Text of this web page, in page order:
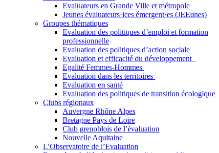
Evaluateurs en Grande Ville et métropole
Jeunes évaluateurs·ices émergent·es (JEEunes)
Groupes thématiques
Evaluation des politiques d’emploi et formation
professionnelle
Evaluation des politiques d’action sociale
Evaluation et efficacité du développement
Egalité Femmes-Hommes
Evaluation dans les territoires
Evaluation en santé
Evaluation des politiques de transition écologique
Clubs régionaux
Auvergne Rhône Alpes
Bretagne Pays de Loire
Club grenoblois de l’évaluation
Nouvelle Aquitaine
L’Observatoire de l’Evaluation